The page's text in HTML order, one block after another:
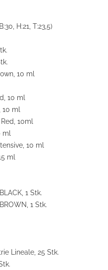
H:21, T:23,5)
10 ml
10 ml
ml
10ml
10 ml
ml
1 Stk.
1 Stk.
Lineale, 25 Stk.